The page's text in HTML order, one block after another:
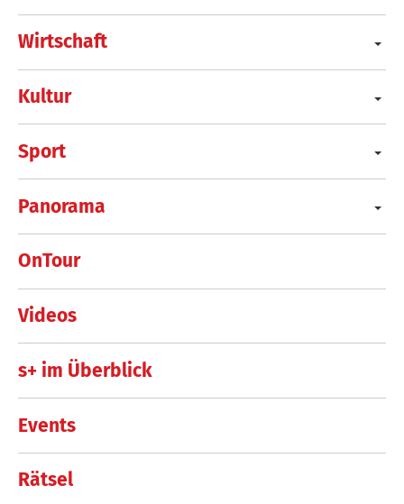
Wirtschaft
Kultur
Sport
Panorama
OnTour
Videos
s+ im Überblick
Events
Rätsel